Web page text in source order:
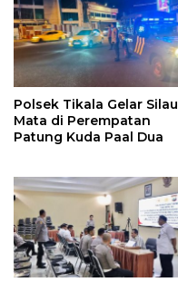
Polsek Tikala Gelar Silau
Mata di Perempatan
Patung Kuda Paal Dua